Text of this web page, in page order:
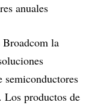
anuales
la
semiconductores
Los productos de